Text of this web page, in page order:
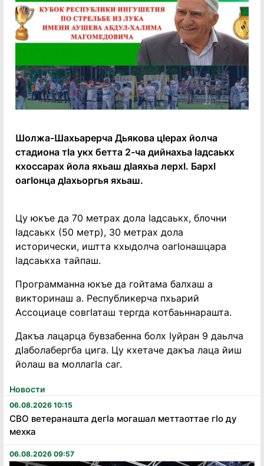
Новости
06.08.2026 10:15
СВО ветеранашта дегӏа могашал меттаоттае гӏо ду
мехка
06.08.2026 09:57
Шолжа-Шахьарерча Дьякова цӀерах йолча
стадиона тӀа укх бетта 2-ча дийнахьа Ӏадсаькх
кхоссарах йола яхьаш дӀаяхьа лерхӀ. БархӀ
оагӀонца дӀахьоргья яхьаш.
Цу юкъе да 70 метрах дола Ӏадсаькх, блочни
Ӏадсаькх (50 метр), 30 метрах дола
исторически, иштта кхыдолча оагӀонашцара
Ӏадсаькха тайпаш.
Программанна юкъе да гойтама балхаш а
викторинаш а. Республикерча пхьарий
Ассоциаце совгӀаташ тергда котбаьннарашта.
Дакъа лацарца бувзабенна болх Ӏуйран 9 даьлча
дӀаболабергба цига. Цу кхетаче дакъа лаца йиш
йолаш ва моллагӀа саг.